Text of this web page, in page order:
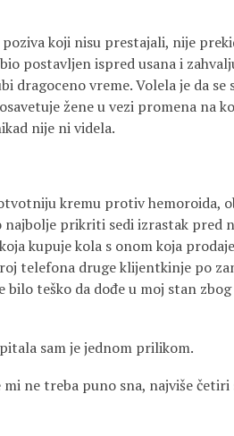
koji nisu prestajali, nije
postavljen ispred usana i
dragoceno vreme. Volela je da se
žene u vezi promena na
nije ni videla.
kremu protiv hemoroida,
najbolje prikriti sedi izrastak pred
kupuje kola s onom koja
telefona druge klijentkinje po
teško da dođe u moj stan
sam je jednom prilikom.
ne treba puno sna, najviše četiri